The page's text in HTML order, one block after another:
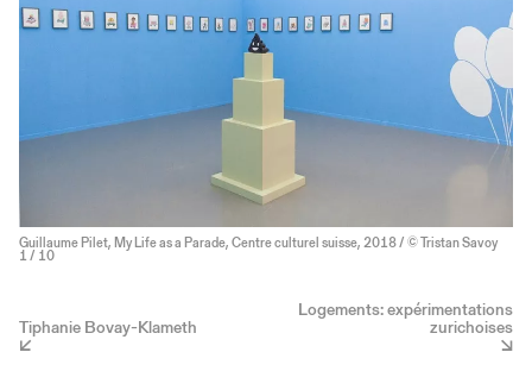
Guillaume Pilet, My Life as a Parade, Centre culturel suisse, 2018 / © Tristan Savoy
1 / 10
Tiphanie Bovay-Klameth
Logements: expérimentations
zurichoises